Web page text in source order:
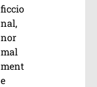
ficcio
nal,
nor
mal
ment
e